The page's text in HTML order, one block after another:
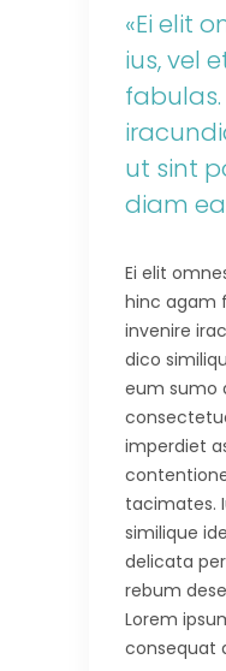
«Ei elit
ius, vel
ut sint
diam
Ei elit
hinc agam
invenire
dico
eum sumo
imperdiet
tacimates.
similique
delicata
rebum
Lorem
consequat